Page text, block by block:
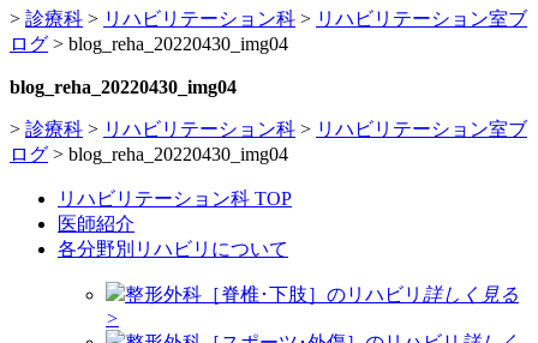
> 診療科 > リハビリテーション科 > リハビリテーション室ブ
ログ > blog_reha_20220430_img04
blog_reha_20220430_img04
> 診療科 > リハビリテーション科 > リハビリテーション室ブ
ログ > blog_reha_20220430_img04
リハビリテーション科 TOP
医師紹介
各分野別リハビリについて
整形外科［脊椎･下肢］のリハビリ 詳しく見る
>